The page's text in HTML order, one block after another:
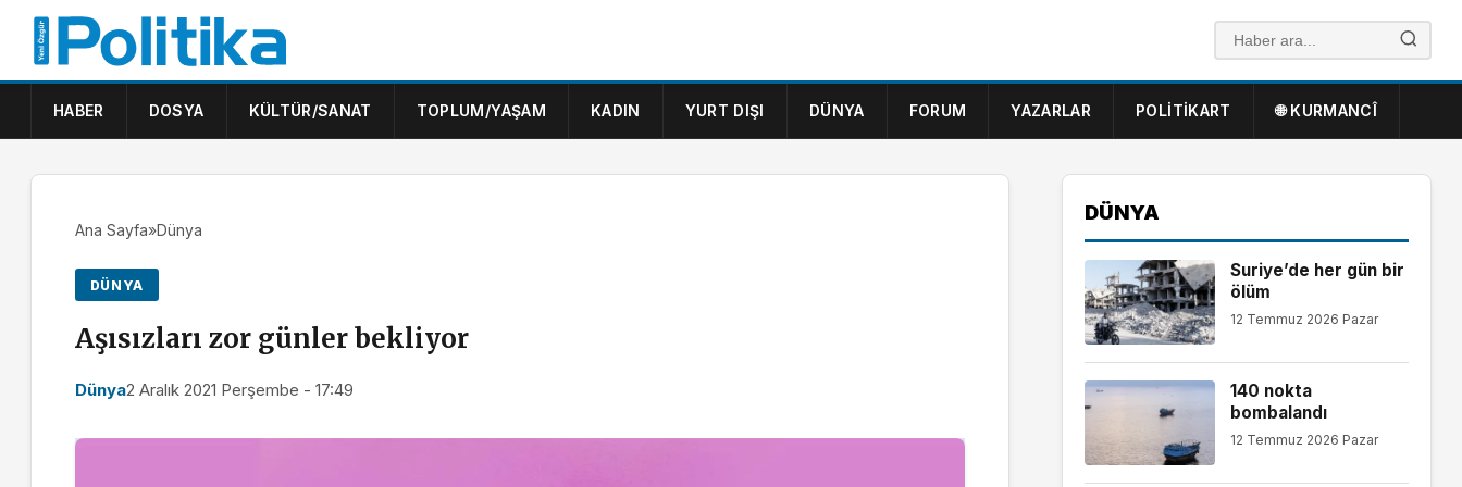
HABER DOSYA KÜLTÜR/SANAT TOPLUM/YAŞAM KADIN YURT DIŞI DÜNYA FORUM YAZARLAR POLITIKART 🌐 KURMANCÎ
Ana Sayfa»Dünya
DÜNYA
Aşısızları zor günler bekliyor
Dünya2 Aralık 2021 Perşembe - 17:49
DÜNYA
Suriye’de her gün bir
ölüm
12 Temmuz 2026 Pazar
140 nokta
bombalandı
12 Temmuz 2026 Pazar